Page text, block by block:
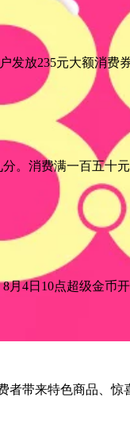
发放235元大额消费
。消费满一百五十
月4日10点超级金币
者带来特色商品、